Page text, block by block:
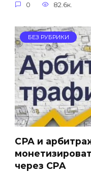
0 82.6к.
БЕЗ РУБРИКИ
СРА и
через CPA